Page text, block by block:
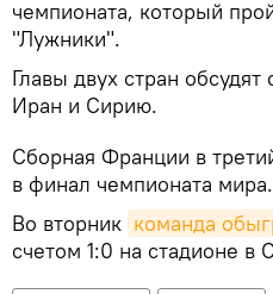
чемпионата, который
"Лужники".
Главы двух стран
Иран и Сирию.
Сборная Франции в
в финал чемпионата мира.
Во вторник команда
счетом 1:0 на стадионе в